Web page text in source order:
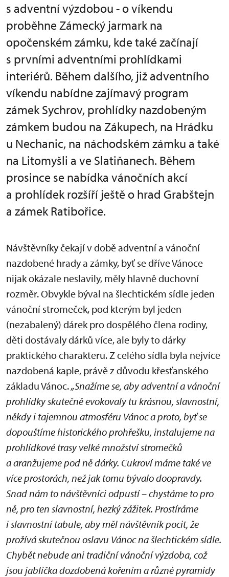
s adventní výzdobou - o víkendu
proběhne Zámecký jarmark na
opočenském zámku, kde také začínají
s prvními adventními prohlídkami
interiérů. Během dalšího, již adventního
víkendu nabídne zajímavý program
zámek Sychrov, prohlídky nazdobeným
zámkem budou na Zákupech, na Hrádku
u Nechanic, na náchodském zámku a také
na Litomyšli a ve Slatiňanech. Během
prosince se nabídka vánočních akcí
a prohlídek rozšíří ještě o hrad Grabštejn
a zámek Ratibořice.
Návštěvníky čekají v době adventní a vánoční
nazdobené hrady a zámky, byť se dříve Vánoce
nijak okázale neslavily, měly hlavně duchovní
rozměr. Obvykle býval na šlechtickém sídle jeden
vánoční stromeček, pod kterým byl jeden
(nezabalený) dárek pro dospělého člena rodiny,
děti dostávaly dárků více, ale byly to dárky
praktického charakteru. Z celého sídla byla nejvíce
nazdobená kaple, právě z důvodu křesťanského
základu Vánoc.„Snažíme se, aby adventní a vánoční
prohlídky skutečně evokovaly tu krásnou, slavnostní,
někdy i tajemnou atmosféru Vánoc a proto, byť se
dopouštíme historického prohřešku, instalujeme na
prohlídkové trasy velké množství stromečků
a aranžujeme pod ně dárky. Cukroví máme také ve
více prostorách, než jak tomu bývalo doopravdy.
Snad nám to návštěvníci odpustí – chystáme to pro
ně, pro ten slavnostní, hezký zážitek. Prostíráme
i slavnostní tabule, aby měl návštěvník pocit, že
prožívá skutečnou oslavu Vánoc na šlechtickém sídle.
Chybět nebude ani tradiční vánoční výzdoba, což
jsou jablíčka dozdobená kořením a různé pyramidy